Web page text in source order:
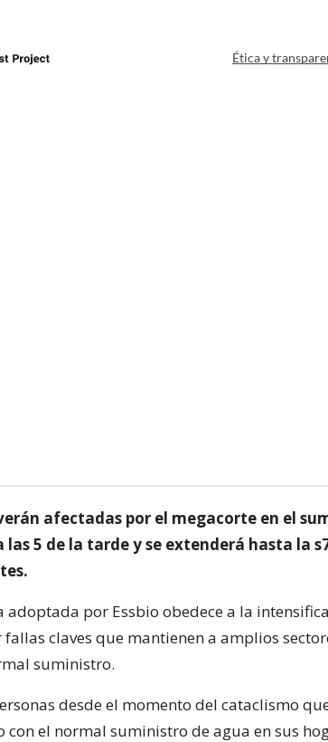
Ética y
afectadas por el megacorte en el
las 5 de la tarde y se extenderá hasta la
adoptada por Essbio obedece a la
claves que mantienen a amplios
suministro.
desde el momento del cataclismo
con el normal suministro de agua en sus